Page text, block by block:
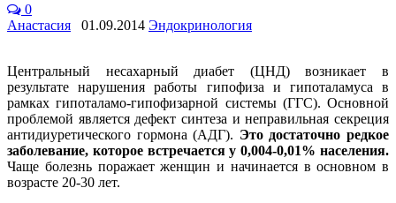
0
Анастасия
01.09.2014 Эндокринология
Центральный несахарный диабет (ЦНД) возникает в
результате нарушения работы гипофиза и гипоталамуса в
рамках гипоталамо-гипофизарной системы (ГГС). Основной
проблемой является дефект синтеза и неправильная секреция
антидиуретического гормона (АДГ). Это достаточно редкое
заболевание, которое встречается у 0,004-0,01% населения.
Чаще болезнь поражает женщин и начинается в основном в
возрасте 20-30 лет.